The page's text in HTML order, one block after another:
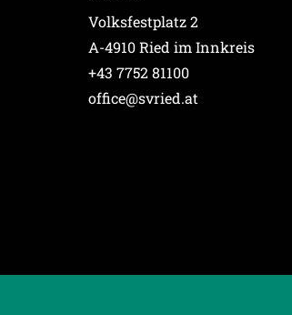
Volksfestplatz 2
A-4910 Ried im Innkreis
+43 7752 81100
office@svried.at